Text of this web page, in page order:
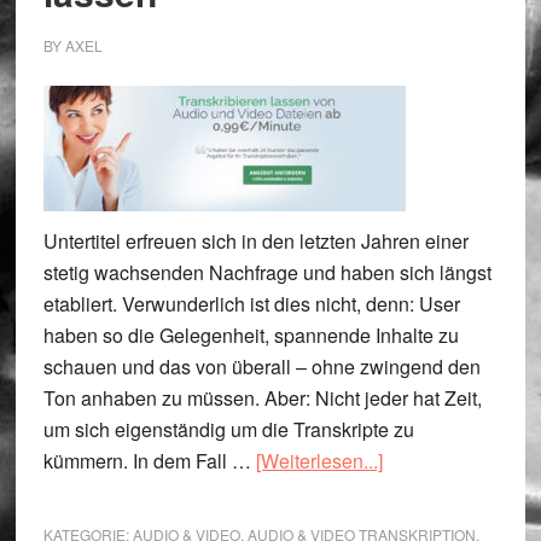
BYAXEL
Untertitel erfreuen sich in den letzten Jahren einer
stetig wachsenden Nachfrage und haben sich längst
etabliert. Verwunderlich ist dies nicht, denn: User
haben so die Gelegenheit, spannende Inhalte zu
schauen und das von überall – ohne zwingend den
Ton anhaben zu müssen. Aber: Nicht jeder hat Zeit,
um sich eigenständig um die Transkripte zu
kümmern. In dem Fall … [Weiterlesen...]ÜberTranskription
KATEGORIE:AUDIO & VIDEO, AUDIO & VIDEO TRANSKRIPTION